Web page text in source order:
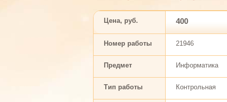
Цена, руб. 400
Номер работы 21946
Предмет Информатика
Тип работы Контрольная